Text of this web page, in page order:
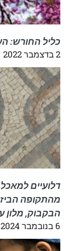
כליל החורש:
2 בדצמבר 2022
דלועיים
מהתקופה
הבקבוק, מלון
6 בנובמבר 2024